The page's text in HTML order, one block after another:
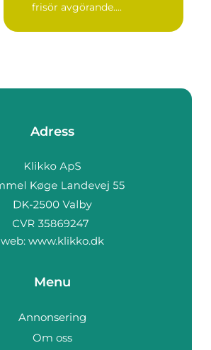
frisör avgörande....
Adress
web: www.klikko.dk
Menu
Annonsering
Om oss